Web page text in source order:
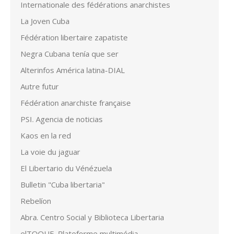
Internationale des fédérations anarchistes
La Joven Cuba
Fédération libertaire zapatiste
Negra Cubana tenía que ser
Alterinfos América latina-DIAL
Autre futur
Fédération anarchiste française
PSI. Agencia de noticias
Kaos en la red
La voie du jaguar
El Libertario du Vénézuela
Bulletin "Cuba libertaria"
Rebelíon
Abra. Centro Social y Biblioteca Libertaria